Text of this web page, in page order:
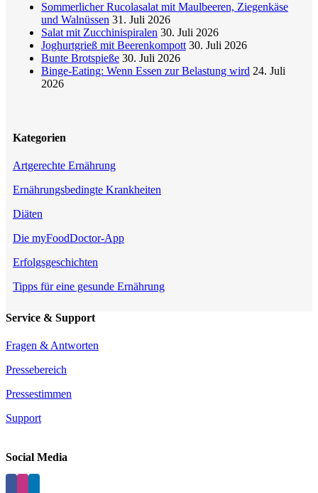
Sommerlicher Rucolasalat mit Maulbeeren, Ziegenkäse
und Walnüssen 31. Juli 2026
Salat mit Zucchinispiralen 30. Juli 2026
Joghurtgrieß mit Beerenkompott 30. Juli 2026
Bunte Brotspieße 30. Juli 2026
Binge-Eating: Wenn Essen zur Belastung wird 24. Juli
2026
Kategorien
Artgerechte Ernährung
Ernährungsbedingte Krankheiten
Diäten
Die myFoodDoctor-App
Erfolgsgeschichten
Tipps für eine gesunde Ernährung
Service & Support
Fragen & Antworten
Pressebereich
Pressestimmen
Support
Social Media